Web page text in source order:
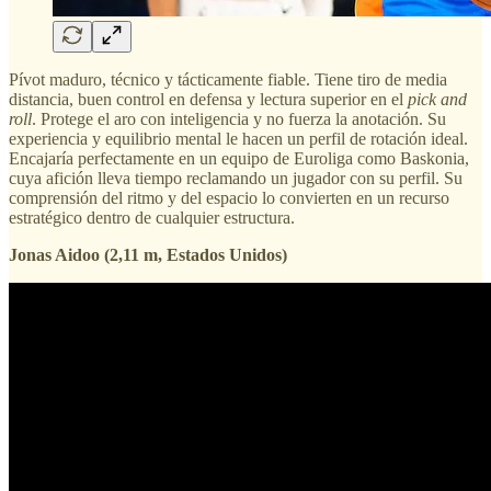
Pívot maduro, técnico y tácticamente fiable. Tiene tiro de media
distancia, buen control en defensa y lectura superior en el pick and
roll. Protege el aro con inteligencia y no fuerza la anotación. Su
experiencia y equilibrio mental le hacen un perfil de rotación ideal.
Encajaría perfectamente en un equipo de Euroliga como Baskonia,
cuya afición lleva tiempo reclamando un jugador con su perfil. Su
comprensión del ritmo y del espacio lo convierten en un recurso
estratégico dentro de cualquier estructura.
Jonas Aidoo (2,11 m, Estados Unidos)